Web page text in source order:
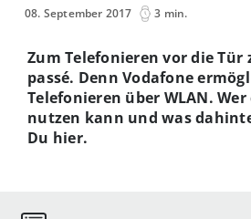
08. September 2017 3 min.
Zum Telefonieren vor die Tür
passé. Denn Vodafone
Telefonieren über WLAN.
nutzen kann und was
Du hier.